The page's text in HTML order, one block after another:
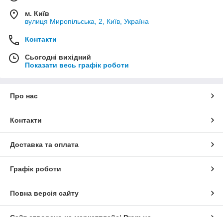
м. Київ
вулиця Миропільська, 2, Київ, Україна
Контакти
Сьогодні вихідний
Показати весь графік роботи
Про нас
Контакти
Доставка та оплата
Графік роботи
Повна версія сайту